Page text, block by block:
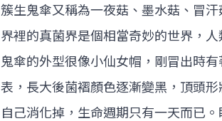
簇生鬼傘又稱為一夜菇、墨水菇、冒
界裡的真菌界是個相當奇妙的世界，
鬼傘的外型很像小仙女帽，剛冒出時
表，長大後菌褶顏色逐漸變黑，頂頭
自己消化掉，生命週期只有一天而已